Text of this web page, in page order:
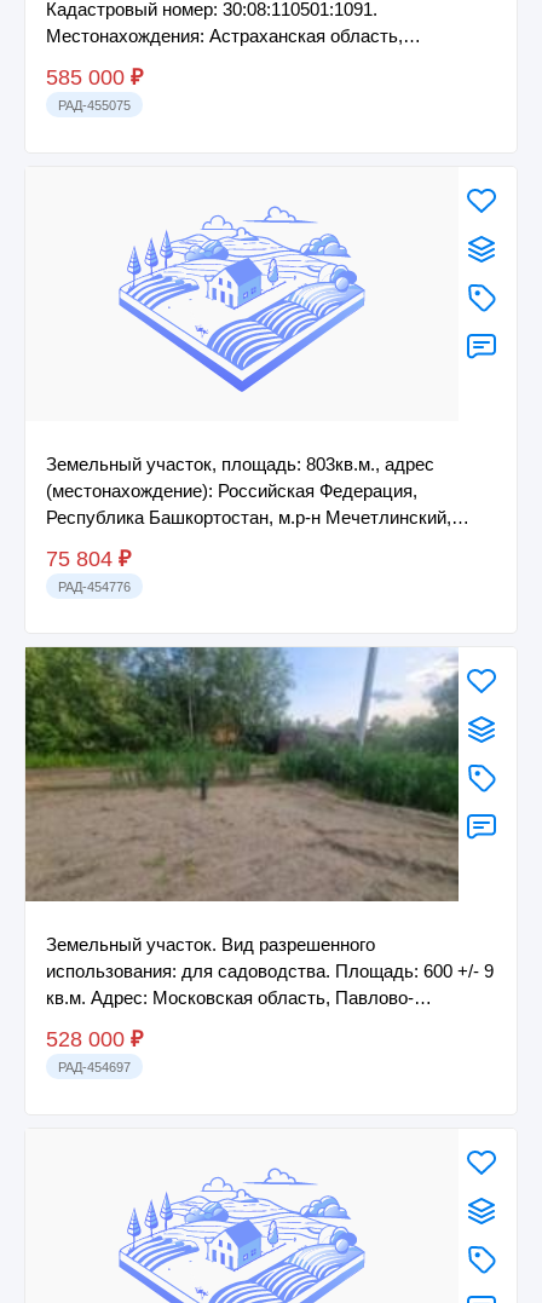
Кадастровый номер: 30:08:110501:1091.
Местонахождения: Астраханская область,
585 000 ₽
РАД-455075
Земельный участок, площадь: 803кв.м., адрес
(местонахождение): Российская Федерация,
Республика Башкортостан, м.р-н Мечетлинский,
75 804 ₽
РАД-454776
Земельный участок. Вид разрешенного
использования: для садоводства. Площадь: 600 +/- 9
кв.м. Адрес: Московская область, Павлово-
528 000 ₽
РАД-454697